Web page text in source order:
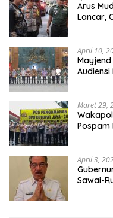
Arus
Lancar,
April 10,
Mayjend
Maret 29,
Pospam
April 3,
Sawai-